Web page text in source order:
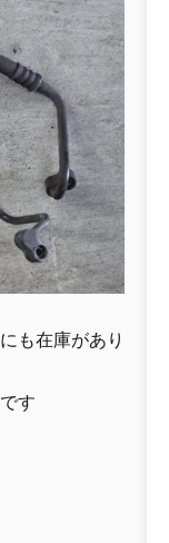
も在庫があり
す